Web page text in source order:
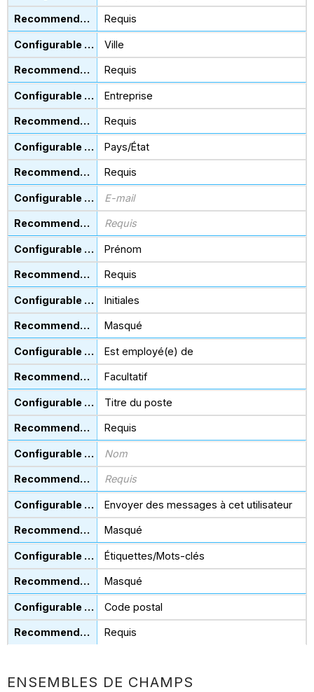
Requis
Ville
Requis
Entreprise
Requis
Pays/État
Requis
E-mail
Requis
Prénom
Requis
Initiales
Masqué
Est employé(e) de
Facultatif
Titre du poste
Requis
Nom
Requis
Envoyer des messages à cet utilisateur
Masqué
Étiquettes/Mots-clés
Masqué
Code postal
Requis
ENSEMBLES DE CHAMPS